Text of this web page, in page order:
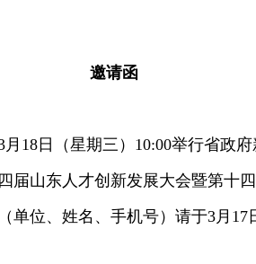
邀请函
日（星期三）10:00举行省政府
届山东人才创新发展大会暨第十
单位、姓名、手机号）请于3月17